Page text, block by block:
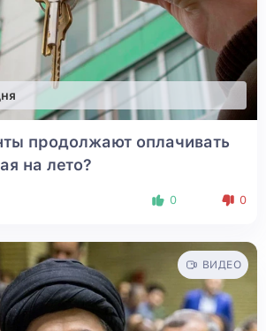
продолжают оплачивать
на лето?
0 0
ВИДЕО